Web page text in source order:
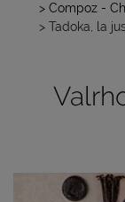
> Compoz -
> Tadoka, la